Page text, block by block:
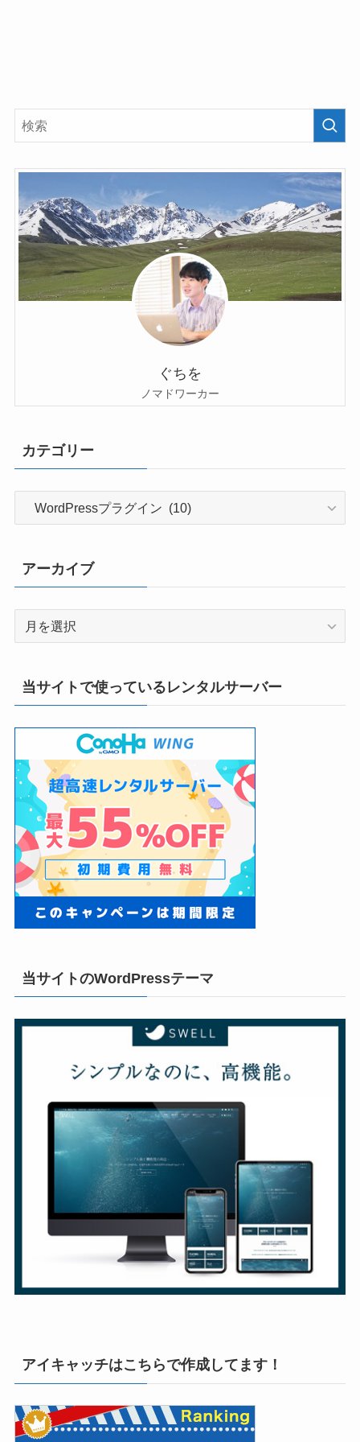
ぐちを
ノマドワーカー
カテゴリー
リ
ー
アーカイブ
イ
当サイトで使っているレンタルサーバー
当サイトのWordPressテーマ
アイキャッチはこちらで作成してます！